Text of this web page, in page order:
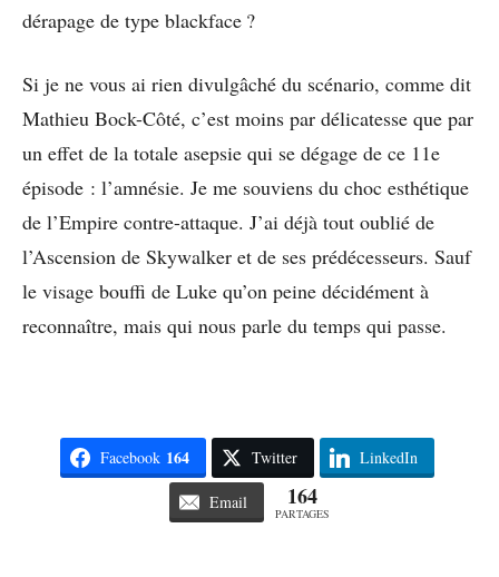
dérapage de type blackface ?
Si je ne vous ai rien divulgâché du scénario, comme dit
Mathieu Bock-Côté, c’est moins par délicatesse que par
un effet de la totale asepsie qui se dégage de ce 11e
épisode : l’amnésie. Je me souviens du choc esthétique
de l’Empire contre-attaque. J’ai déjà tout oublié de
l’Ascension de Skywalker et de ses prédécesseurs. Sauf
le visage bouffi de Luke qu’on peine décidément à
reconnaître, mais qui nous parle du temps qui passe.
Facebook 164 Twitter LinkedIn
Email 164
PARTAGES